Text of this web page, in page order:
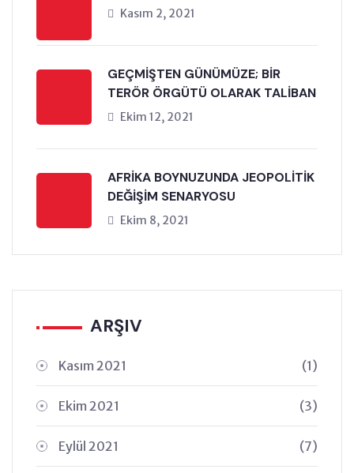
Kasım 2, 2021
GEÇMİŞTEN GÜNÜMÜZE; BİR
TERÖR ÖRGÜTÜ OLARAK TALİBAN
Ekim 12, 2021
AFRİKA BOYNUZUNDA JEOPOLİTİK
DEĞİŞİM SENARYOSU
Ekim 8, 2021
ARŞIV
Kasım 2021 (1)
Ekim 2021 (3)
Eylül 2021 (7)